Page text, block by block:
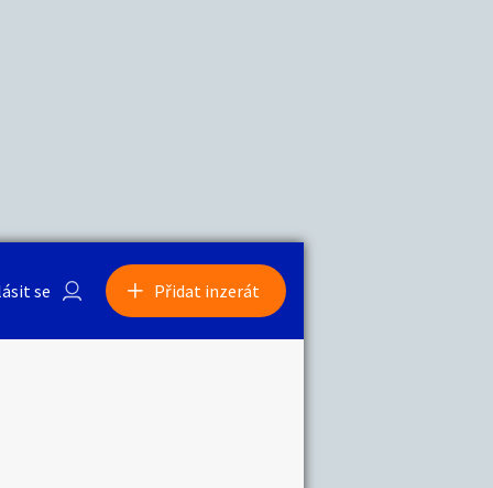
se Přidat inzerát
Sběratelství
0/1000